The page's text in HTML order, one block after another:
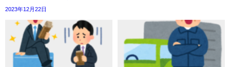
2023年12月22日